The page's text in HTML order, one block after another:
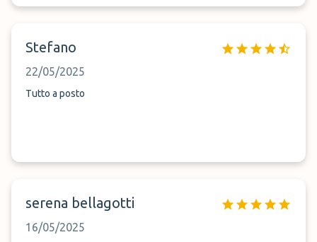
Stefano
22/05/2025
Tutto a posto
serena bellagotti
16/05/2025